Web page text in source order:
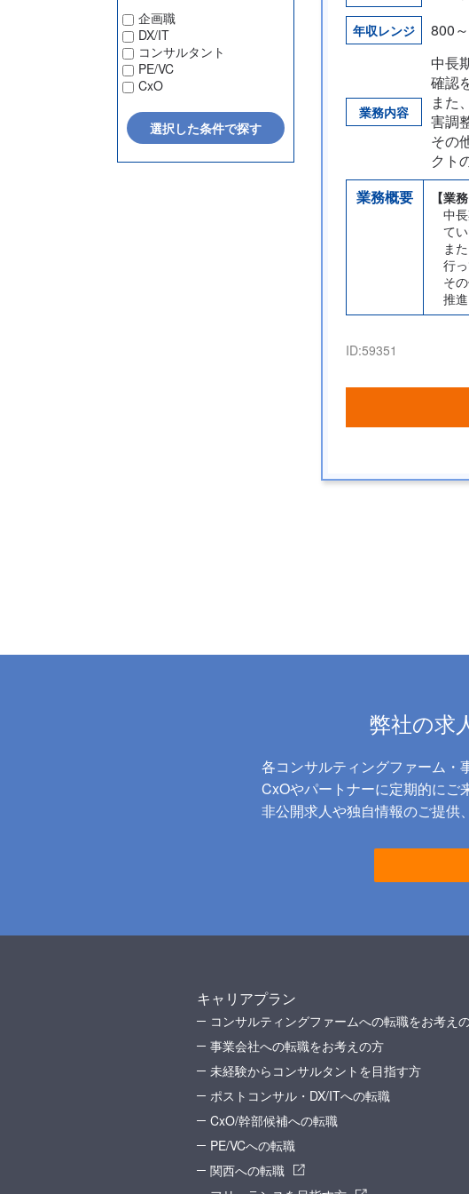
企画職
DX/IT
コンサルタント
PE/VC
CxO
年収レンジ 800
業務内容
中長
確認
また
害調
その
クト
業務概要
【業
中
て
ま
行
そ
推
ID:59351
弊社の求
各コンサルティングファーム・
CxOやパートナーに定期的にご
非公開求人や独自情報のご提供
キャリアプラン
コンサルティングファームへの転職をお考え
事業会社への転職をお考えの方
未経験からコンサルタントを目指す方
ポストコンサル・DX/ITへの転職
CxO/幹部候補への転職
PE/VCへの転職
関西への転職